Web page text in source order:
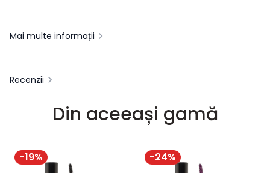
Mai multe informații
Recenzii
Din aceeași gamă
-19% -24%